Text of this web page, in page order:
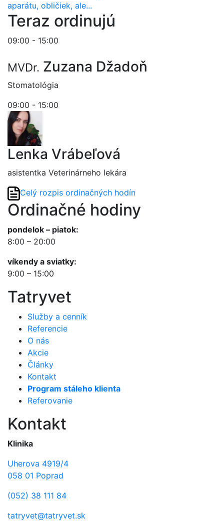
aparátu, obličiek, ale...
Teraz ordinujú
09:00 - 15:00
MVDr. Zuzana Džadoň
Stomatológia
09:00 - 15:00
Lenka Vrábeľová
asistentka Veterinárneho lekára
Celý rozpis ordinačných hodín
Ordinačné hodiny
pondelok – piatok:
8:00 – 20:00
víkendy a sviatky:
9:00 – 15:00
Tatryvet
Služby a cenník
Referencie
O nás
Akcie
Články
Kontakt
Program stáleho klienta
Referovanie
Kontakt
Klinika
Uherova 4919/4
058 01 Poprad
(052) 38 111 84
tatryvet@tatryvet.sk